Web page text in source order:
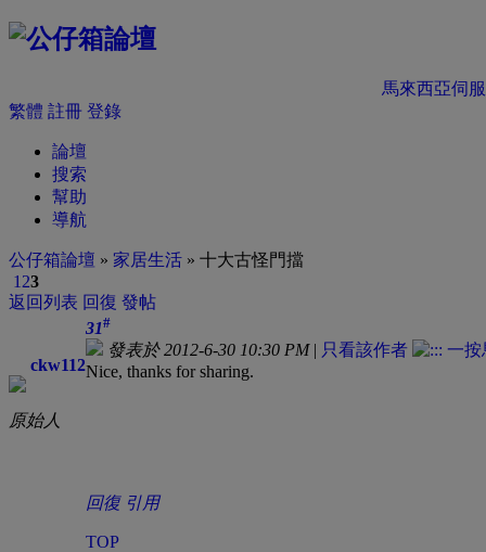
馬來西亞伺
繁體 註冊 登錄
論壇
搜索
幫助
導航
公仔箱論壇 » 家居生活 » 十大古怪門擋
1 23
返回列表 回復 發帖
ckw112
原始人
31#
發表於 2012-6-30 10:30 PM| 只看該作者
Nice, thanks for sharing.
回復 引用
TOP